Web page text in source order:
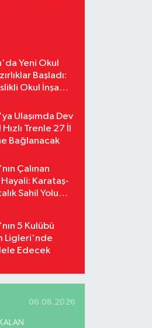
Yeni Okul
Başladı:
Okul İnşa
Ulaşımda Dev
Trenle 27 İl
Bağlanacak
Çalınan
Karataş-
Sahil Yolu
5 Kulübü
Ligleri'nde
Edecek
06.08.2026